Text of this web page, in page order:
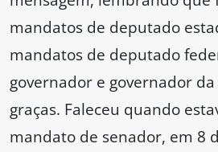
mandatos de deputado
mandatos de deputado
governador e governador
graças. Faleceu quando
mandato de senador, em 8